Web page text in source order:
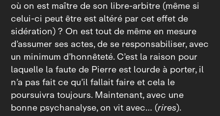
où on est maître de son libre‑arbitre (même si
celui-ci peut être est altéré par cet effet de
sidération) ? On est tout de même en mesure
d’assumer ses actes, de se responsabiliser, avec
un minimum d’honnêteté. C’est la raison pour
laquelle la faute de Pierre est lourde à porter, il
n’a pas fait ce qu’il fallait faire et cela le
poursuivra toujours. Maintenant, avec une
bonne psychanalyse, on vit avec… (rires).